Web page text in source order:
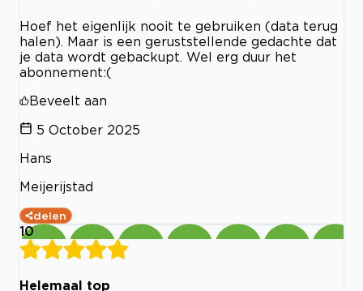
Hoef het eigenlijk nooit te gebruiken (data terug
halen). Maar is een geruststellende gedachte dat
je data wordt gebackupt. Wel erg duur het
abonnement:(
Beveelt aan
5 October 2025
Hans
Meijerijstad
delen
10
Helemaal top